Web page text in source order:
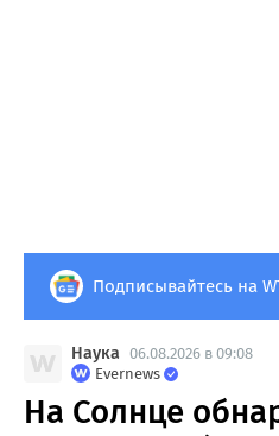
Подписывайтесь на
Наука 06.08.2026 в 09:08
Evernews
На Солнце